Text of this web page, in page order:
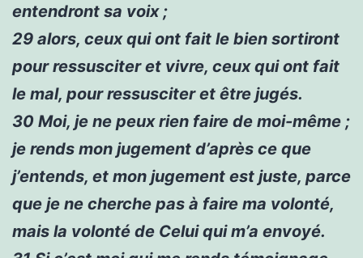
entendront sa voix ;
29 alors, ceux qui ont fait le bien sortiront
pour ressusciter et vivre, ceux qui ont fait
le mal, pour ressusciter et être jugés.
30 Moi, je ne peux rien faire de moi-même ;
je rends mon jugement d’après ce que
j’entends, et mon jugement est juste, parce
que je ne cherche pas à faire ma volonté,
mais la volonté de Celui qui m’a envoyé.